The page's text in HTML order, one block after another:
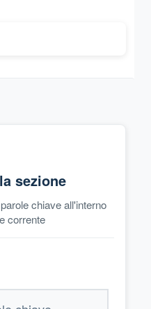
sezione
chiave all'interno
corrente